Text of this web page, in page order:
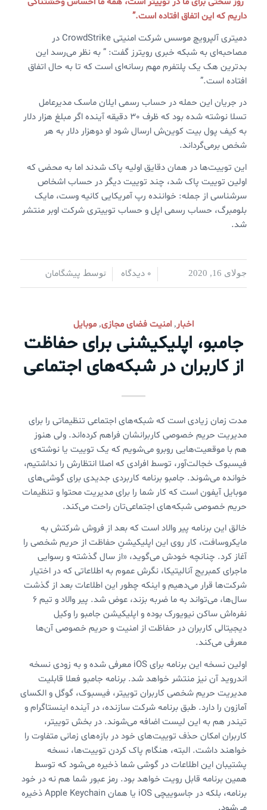
داریم که این اتفاق افتاده است.”
دمیتری آلپرویچ موسس شرکت امنیتی CrowdStrike در
مصاحبه‌ای به شبکه خبری رویترز گفت: ” به نظر می‌رسد این
بدترین هک یک پلتفرم مهم رسانه‌ای است که تا به حال اتفاق
افتاده است.”
در جریان این حمله در حساب رسمی ایلان ماسک مدیرعامل
تسلا نوشته شده بود که ظرف 30 دقیقه آینده اگر مبلغ هزار دلار
به کیف پول بیت کوین‌ش ارسال شود او دوهزار دلار به هر
شخص برمی‌گرداند.
این توییت‌ها در همان دقایق اولیه پاک شدند اما به محضی که
اولین توییت پاک شد، چند توییت دیگر در حساب‌ اشخاص
سرشناسی از جمله: خواننده رپ آمریکایی کانیه وست، مایک
بلومبرگ، حساب رسمی اپل و حساب توییتری شرکت اوبر منتشر
شد.
جولای 16, 2020 / 0 دیدگاه
/ توسط پیشگامان
اخبار, امنیت فضای مجازی,موبایل
جامبو، اپلیکیشنی برای حفاظت
از کاربران در شبکه‌های اجتماعی
مدت زمان زیادی است که شبکه‌های اجتماعی تنظیماتی را برای
مدیریت حریم خصوصی کاربرانشان فراهم کرده‌اند. ولی هنوز
هم با موقعیت‌هایی روبرو می‌شویم که یک توییت یا نوشته‌ی
فیسبوک خجالت‌آور، توسط افرادی که اصلا انتظارش را نداشتیم،
خوانده می‌شوند. جامبو برنامه کاربردی جدیدی برای گوشی‌های
موبایل آیفون است که کار شما را برای مدیریت محتوا و تنظیمات
حریم خصوصی شبکه‌های اجتماعی‌تان راحت می‌کند.
خالق این برنامه پیر والاد است که بعد از فروش شرکتش به
مایکروسافت، کار روی این اپلیکیشنِ حفاظت از حریم شخصی را
آغاز کرد. چنانچه خودش می‌گوید، «از سال گذشته و رسوایی
ماجرای کمبریج آنالیتیکا، نگرش عموم به اطلاعاتی که در اختیار
شرکت‌ها قرار می‌دهیم و اینکه چطور این اطلاعات بعد از گذشت
سال‌ها، می‌تواند به ما ضربه بزند، عوض شد. پیر والاد و تیم ۶
نفره‌اش ساکن نیویورک بوده و اپلیکیشن جامبو را وکیل
دیجیتالی کاربران در حفاظت از امنیت و حریم خصوصی آن‌ها
معرفی می‌کند.
اولین نسخه این برنامه برای iOS معرفی شده و به زودی نسخه
اندروید آن نیز منتشر خواهد شد. برنامه جامبو فعلا قابلیت
مدیریت حریم شخصی کاربران توییتر، فیسبوک، گوگل و الکسای
آمازون را دارد. طبق برنامه شرکت سازنده، در آینده اینستاگرام و
تیندر هم به این لیست اضافه می‌شوند. در بخش توییتر،
کاربران امکان حذف توییت‌های خود در بازه‌های زمانی متفاوت را
خواهند داشت. البته، هنگام پاک کردن توییت‌ها، نسخه
پشتیبان این اطلاعات در گوشی شما ذخیره می‌شود که توسط
همین برنامه قابل رویت خواهد بود. رمز عبور شما هم نه در خود
برنامه، بلکه در جاسوییچی iOS یا همان Apple Keychain ذخیره